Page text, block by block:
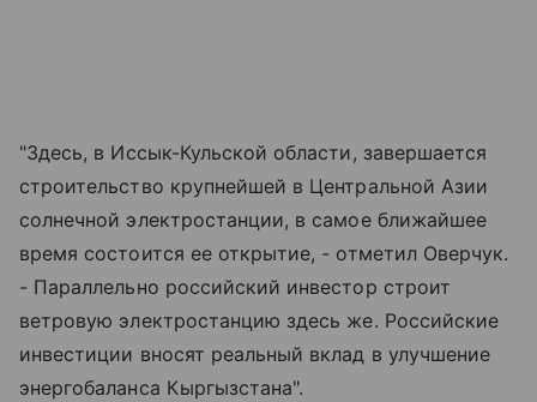
"Здесь, в Иссык-Кульской области, завершается
строительство крупнейшей в Центральной Азии
солнечной электростанции, в самое ближайшее
время состоится ее открытие, - отметил Оверчук.
- Параллельно российский инвестор строит
ветровую электростанцию здесь же. Российские
инвестиции вносят реальный вклад в улучшение
энергобаланса Кыргызстана".